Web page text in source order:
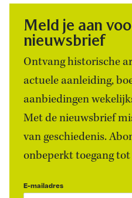
Meld je aan
nieuwsbrief
Ontvang historische
actuele aanleiding,
aanbiedingen
Met de nieuwsbrief
van geschiedenis.
onbeperkt toegang
E-mailadres